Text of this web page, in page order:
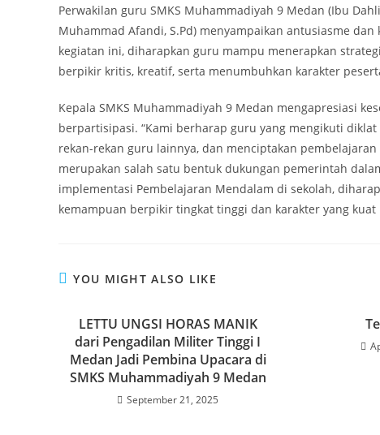
Perwakilan guru SMKS Muhammadiyah 9 Medan (Ibu
Muhammad Afandi, S.Pd) menyampaikan antusiasme
kegiatan ini, diharapkan guru mampu menerapkan
berpikir kritis, kreatif, serta menumbuhkan karakter
Kepala SMKS Muhammadiyah 9 Medan mengapresiasi
berpartisipasi. “Kami berharap guru yang mengikuti
rekan-rekan guru lainnya, dan menciptakan
merupakan salah satu bentuk dukungan pemerintah
implementasi Pembelajaran Mendalam di sekolah,
kemampuan berpikir tingkat tinggi dan karakter yang
YOU MIGHT ALSO LIKE
LETTU UNGSI HORAS MANIK
dari Pengadilan Militer Tinggi I
Medan Jadi Pembina Upacara di
SMKS Muhammadiyah 9 Medan
September 21, 2025